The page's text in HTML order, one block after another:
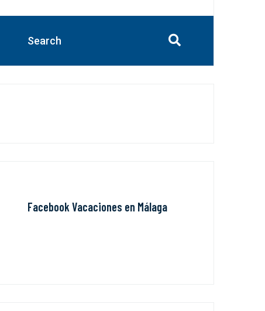
Facebook Vacaciones en Málaga